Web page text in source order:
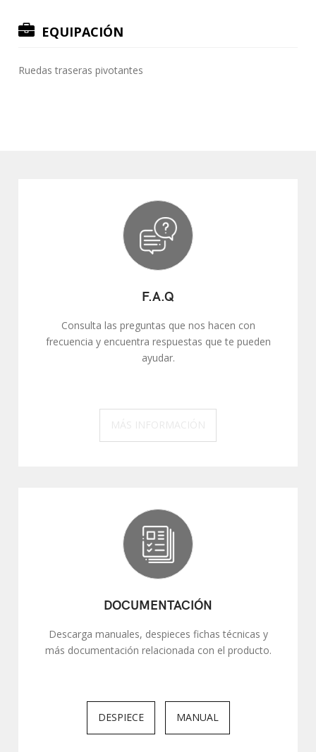
EQUIPACIÓN
Ruedas traseras pivotantes
F.A.Q
Consulta las preguntas que nos hacen con
frecuencia y encuentra respuestas que te pueden
ayudar.
DOCUMENTACIÓN
Descarga manuales, despieces fichas técnicas y
más documentación relacionada con el producto.
DESPIECE MANUAL